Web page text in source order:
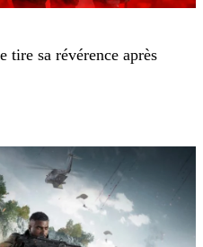
sa révérence après